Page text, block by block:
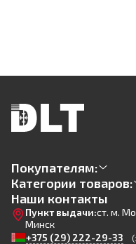
Покупателям:
Категории товаров:
Наши контакты
Пункт выдачи:ст. м.
Минск
+375 (29) 222-29-33